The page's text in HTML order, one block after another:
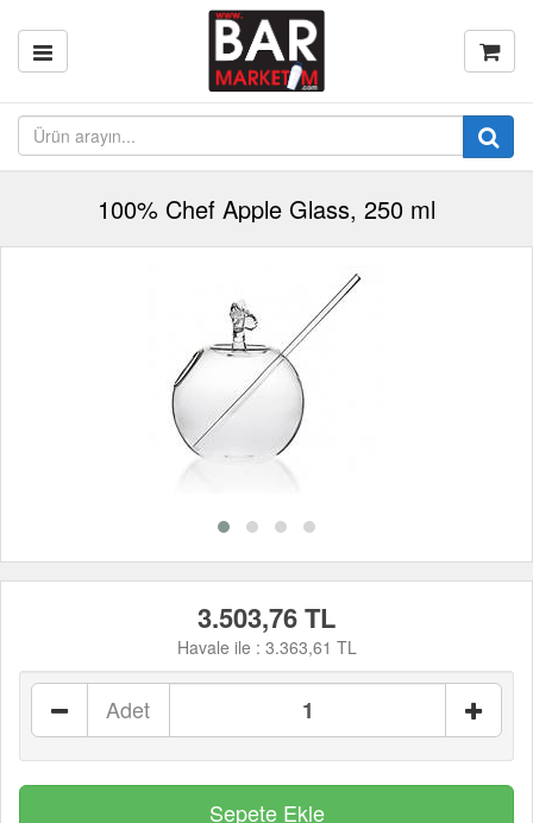
100% Chef Apple Glass, 250 ml
3.503,76 TL
Havale ile : 3.363,61 TL
Adet